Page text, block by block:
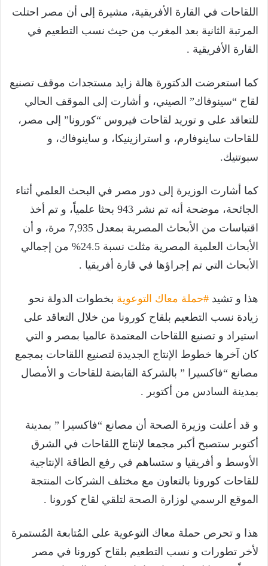
اللقاحات في القارة الأفريقية، مشيرة إلى أن مصر احتلت
المرتبة الثانية بعد المغرب من حيث نسب التطعيم في
القارة الأفريقية .
كما استعرضت الدكتورة هالة زايد مستجدات موقف تصنيع
لقاح “سينوفاك” الصيني، و أشارت إلى الموقف الحالي
للتعاقد على و توريد لقاحات فيروس “كورونا” إلى مصر،
للقاحات ساينوفارم، و استرازينيكا، و ساينوفاك، و
سبوتنيك.
كما أشارت الوزيرة إلى دور مصر في البحث العلمي أثناء
الجائحة، موضحة أنه تم نشر 943 بحثا علمياً، و تم أخذ
اقتباسات من الأبحاث المصرية بمعدل 7,935 مرة، و أن
الأبحاث العلمية المصرية مثلت نسبة 24.5% من إجمالي
الأبحاث التي تم إجراؤها في قارة أفريقيا .
هذا و تشيد #حملة معاك التوعوية بخطوات الدولة نحو
زيادة نسب التطعيم بلقاح كورونا من خلال التعاقد على
استيراد و تصنيع اللقاحات المعتمدة عالميا بمصر و التي
كان آخرها خطوط الإنتاج الجديدة لتصنيع اللقاحات بمجمع
مصانع “فاكسيرا ” بالشركة القابضة للقاحات و الأمصال
بمدينة السادس من أكتوبر .
و قد أعلنت وزيرة الصحة أن مصانع “فاكسيرا ” بمدينة
أكتوبر ستصبح أكبر مجمعا لإنتاج اللقاحات في الشرق
الأوسط و أفريقيا و ستساهم في رفع الطاقة الإنتاجية
للقاحات كورونا بالتعاون مع مختلف الشركات المنتجة
الموقع الرسمي لوزارة الصحة لتلقي لقاح كورونا .
هذا و تحرص حملة معاك التوعوية على المُتابعة المُستمرة
لأخر تطورات و نسب التطعيم بلقاح كورونا في مصر